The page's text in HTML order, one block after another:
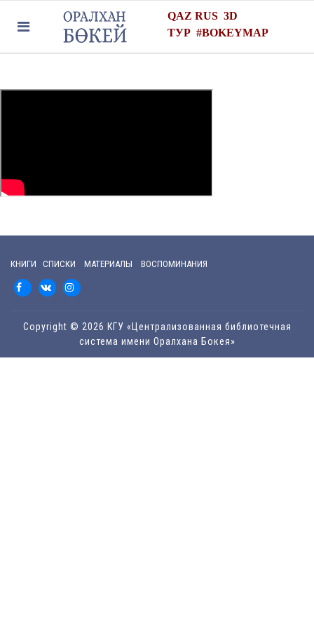
QAZ RUS 3D
ТУР #BOKEYMAP
КНИГИ СПИСКИ МАТЕРИАЛЫ ВОСПОМИНАНИЯ
Copyright © 2026 КГУ «Централизованная библиотечная
система имени Оралхана Бокея»